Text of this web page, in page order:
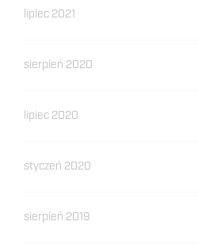
lipiec 2021
sierpień 2020
lipiec 2020
styczeń 2020
sierpień 2019